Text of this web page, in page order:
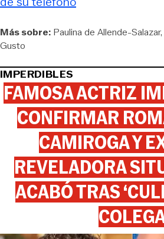
Más sobre: Paulina de Allende-Salazar
Gusto
IMPERDIBLES
FAMOSA ACTRIZ
CONFIRMAR
CAMIROGA Y
REVELADORA
ACABÓ TRAS